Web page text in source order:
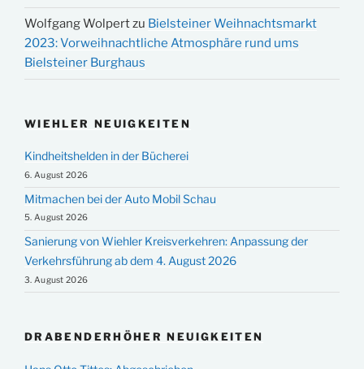
Wolfgang Wolpertzu Bielsteiner Weihnachtsmarkt
2023: Vorweihnachtliche Atmosphäre rund ums
Bielsteiner Burghaus
WIEHLER NEUIGKEITEN
Kindheitshelden in der Bücherei
6. August 2026
Mitmachen bei der Auto Mobil Schau
5. August 2026
Sanierung von Wiehler Kreisverkehren: Anpassung der
Verkehrsführung ab dem 4. August 2026
3. August 2026
DRABENDERHÖHER NEUIGKEITEN